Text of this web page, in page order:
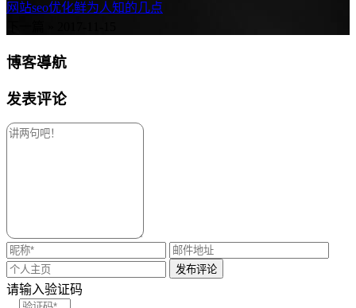
网站seo优化鲜为人知的几点
博客導航
发表评论
请输入验证码